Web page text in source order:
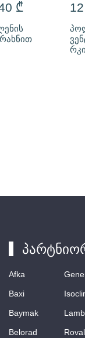
₾ 12
Afka
Baxi
Baymak
Belorad